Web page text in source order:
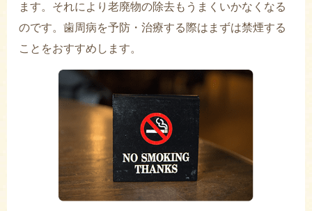
ます。それにより老廃物の除去もうまくいかなくなる
のです。歯周病を予防・治療する際はまずは禁煙する
ことをおすすめします。